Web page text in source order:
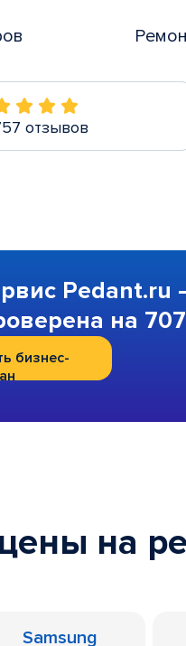
отзывов
Pedant.ru
на 707
бизнес-
на
Samsung